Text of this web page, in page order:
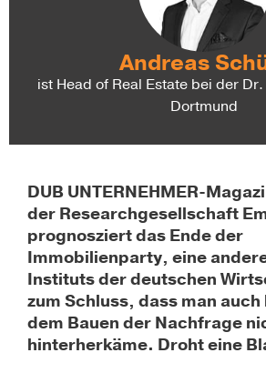
Andreas
ist Head of Real Estate bei der
Dortmund
DUB UNTERNEHMER-
der Researchgesellschaft
prognosziert das Ende der
Immobilienparty, eine
Instituts der deutschen
zum Schluss, dass man
dem Bauen der Nachfrage
hinterherkäme. Droht eine